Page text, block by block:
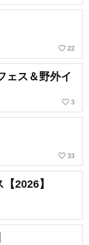
favorite_border 22
ェス＆野外イ
favorite_border 3
favorite_border 33
2026】